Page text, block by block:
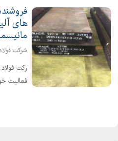
های
شرکت
رکت
فعالیت